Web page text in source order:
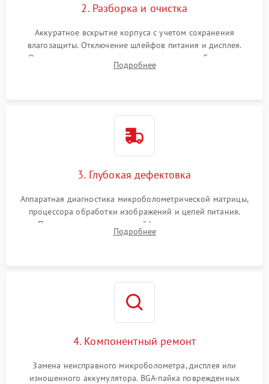
2. Разборка и очистка
Аккуратное вскрытие корпуса с учетом сохранения
влагозащиты. Отключение шлейфов питания и дисплея.
Очистка внутренних плат от окислов и пыли. Бережная
обработка германиевого объектива специализированными
Подробнее
3. Глубокая дефектовка
Аппаратная диагностика микроболометрической матрицы,
процессора обработки изображений и цепей питания.
Проверка целостности шлейфов, модуля памяти и
интерфейсов связи. Выявление сгоревших SMD-компонентов
Подробнее
4. Компонентный ремонт
Замена неисправного микроболометра, дисплея или
изношенного аккумулятора. BGA-пайка поврежденных